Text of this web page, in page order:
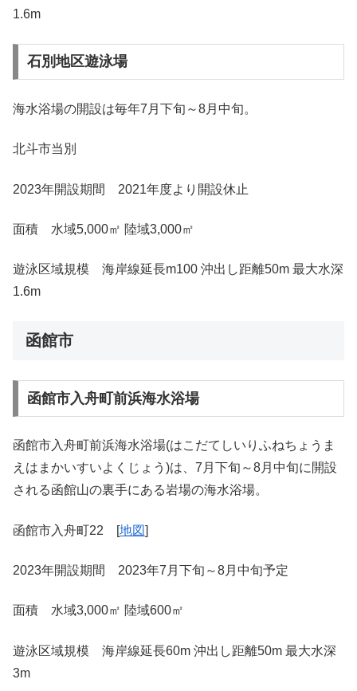
1.6m
石別地区遊泳場
海水浴場の開設は毎年7月下旬～8月中旬。
北斗市当別
2023年開設期間 2021年度より開設休止
面積 水域5,000㎡ 陸域3,000㎡
遊泳区域規模 海岸線延長m100 沖出し距離50m 最大水深
1.6m
函館市
函館市入舟町前浜海水浴場
函館市入舟町前浜海水浴場(はこだてしいりふねちょうま
えはまかいすいよくじょう)は、7月下旬～8月中旬に開設
される函館山の裏手にある岩場の海水浴場。
函館市入舟町22 [地図]
2023年開設期間 2023年7月下旬～8月中旬予定
面積 水域3,000㎡ 陸域600㎡
遊泳区域規模 海岸線延長60m 沖出し距離50m 最大水深
3m